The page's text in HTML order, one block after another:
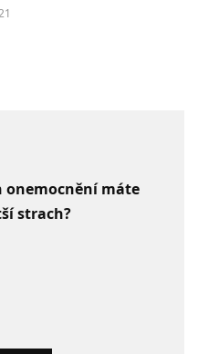
onemocnění máte
strach?